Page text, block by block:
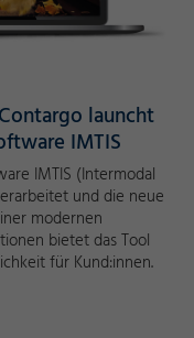
launcht
IMTIS
IMTIS (Intermodal
und die neue
modernen
bietet das Tool
für Kund:innen.